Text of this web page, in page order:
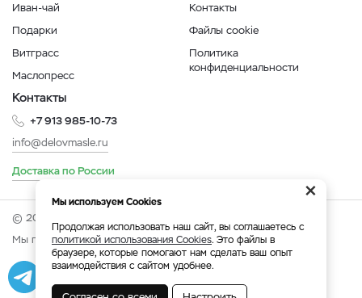
Иван-чай
Подарки
Витграсс
Маслопресс
Контакты
Файлы cookie
Политика
конфиденциальности
Контакты
+7 913 985-10-73
info@delovmasle.ru
Доставка по России
© 2026 Интернет-магазин "Дело в масле".
Мы принимаем:
Разработка Веб-аналитика
×
Мы используем Cookies
Продолжая использовать наш сайт, вы соглашаетесь с
политикой использования Cookies. Это файлы в
браузере, которые помогают нам сделать ваш опыт
взаимодействия с сайтом удобнее.